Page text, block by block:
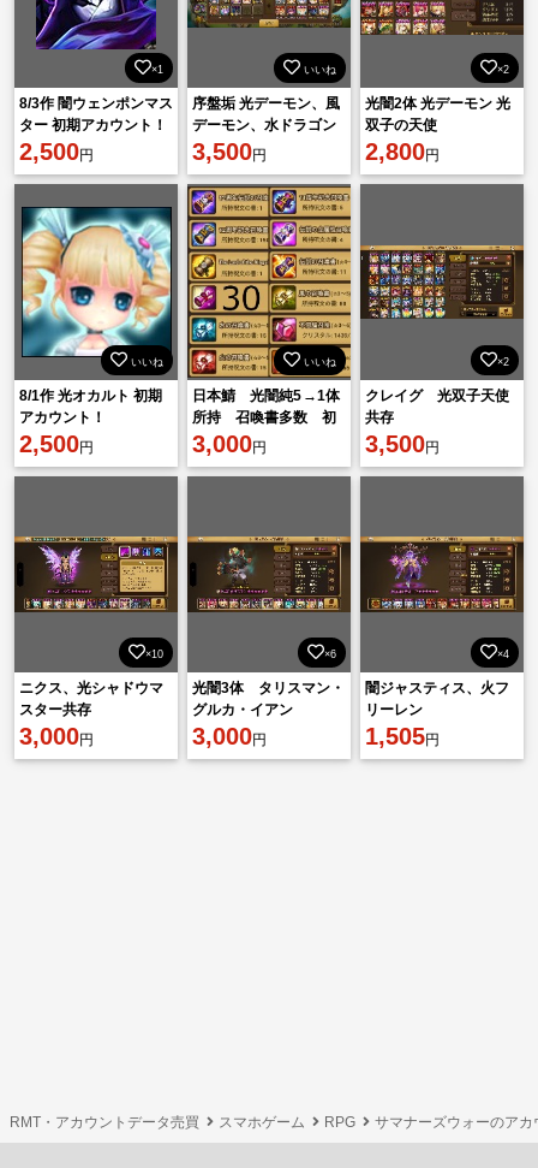
×1
8/3作 闇ウェンポンマス
ター 初期アカウント！
2,500円
いいね
序盤垢 光デーモン、風
デーモン、水ドラゴン
その他
3,500円
×2
光闇2体 光デーモン 光
双子の天使
2,800円
いいね
8/1作 光オカルト 初期
アカウント！
2,500円
いいね
日本鯖 光闇純5 →1体
所持 召喚書多数 初
期垢
3,000円
×2
クレイグ 光双子天使
共存
3,500円
×10
ニクス、光シャドウマ
スター共存
3,000円
×6
光闇3体 タリスマン・
グルカ・イアン
3,000円
×4
闇ジャスティス、火フ
リーレン
1,505円
RMT・アカウントデータ売買 スマホゲーム RPG サマナーズウォーのアカ